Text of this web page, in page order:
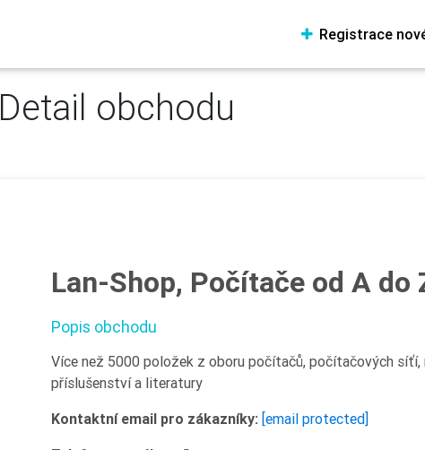
Registrace
Detail obchodu
Lan-Shop, Počítače od A do
Popis obchodu
Více než 5000 položek z oboru počítačů, počítačových
příslušenství a literatury
Kontaktní email pro zákazníky: [email protected]